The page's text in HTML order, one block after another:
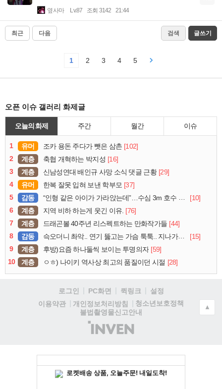
옆사마 Lv.87 조회 3142 21:44
최근 다음 검색 글쓰기
1 2 3 4 5
오픈 이슈 갤러리 화제글
오늘의 화제 주간 월간 이슈
1 유머 조카 용돈 주다가 뺏은 삼촌 [102]
2
계층 축협 개혁하는 박지성 [16]
3
계층 신남성연대 배인규 사망 소식 댓글 근황 [29]
4
유머 한복 잘못 입혀 보낸 학부모 [37]
5
감동 “인형 같은 아이가 가라앉는데”…수심 3m 호수 뛰어든 60대 의인
[10]
6
계층 지역 비하 하는게 웃긴 이유. [76]
7
계층 드래곤볼 40주년 리스펙트하는 만화작가들 [44]
8
감동 슥오더니 촤악.. 연기 뚫고는 가슴 툭툭.. 지나가던 아재의 정체
[15]
9
계층 후방)요즘 하나둘씩 보이는 투명의자 [59]
10
계층 ㅇㅎ) 나이키 역사상 최고의 품질이던 시절 [28]
로그인 PC화면 퀵링크
설정
이용약관
개인정보처리방침
청소년보호정책
불법촬영물신고안내
(주)
인
▲